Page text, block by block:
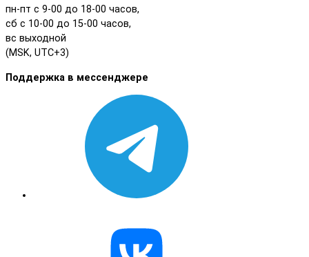
пн-пт с 9-00 до 18-00 часов,
сб с 10-00 до 15-00 часов,
вс выходной
(MSK, UTC+3)
Поддержка в мессенджере